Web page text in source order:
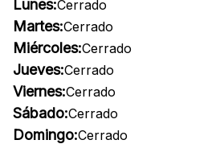
Lunes:Cerrado
Martes:Cerrado
Miércoles:Cerrado
Jueves:Cerrado
Viernes:Cerrado
Sábado:Cerrado
Domingo:Cerrado